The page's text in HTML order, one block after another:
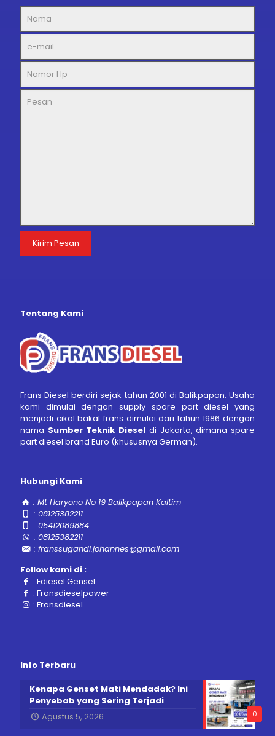
Tentang Kami
Frans Diesel berdiri sejak tahun 2001 di Balikpapan. Usaha
kami dimulai dengan supply spare part diesel yang
menjadi cikal bakal frans dimulai dari tahun 1986 dengan
nama Sumber Teknik Diesel di Jakarta, dimana spare
part diesel brand Euro (khususnya German).
Hubungi Kami
:Mt Haryono No 19 Balikpapan Kaltim
:08125382211
:05412089884
:08125382211
:franssugandi.johannes@gmail.com
Follow kami di :
:Fdiesel Genset
:Fransdieselpower
:Fransdiesel
Info Terbaru
0
Kenapa Genset Mati Mendadak? Ini
Penyebab yang Sering Terjadi
Agustus 5, 2026